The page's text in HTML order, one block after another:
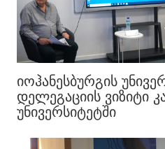
ᲘᲝᲰᲐᲜᲔᲡᲑᲣᲠᲒᲘᲡ
ᲓᲔᲚᲔᲒᲐᲪᲘᲘᲡ ᲕᲘᲖᲘᲢᲘ
ᲣᲜᲘᲕᲔᲠᲡᲘᲢᲔᲢᲨᲘ